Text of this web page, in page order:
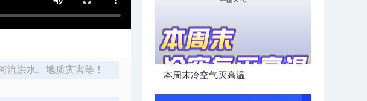
流洪水、地质灾害等！
本周末冷空气灭高温